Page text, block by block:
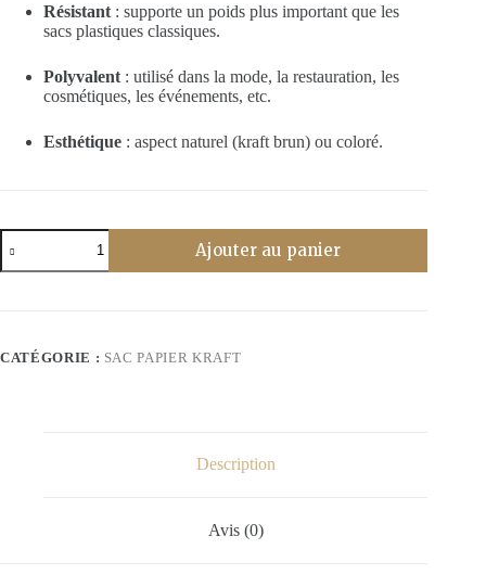
Résistant : supporte un poids plus important que les
sacs plastiques classiques.
Polyvalent : utilisé dans la mode, la restauration, les
cosmétiques, les événements, etc.
Esthétique : aspect naturel (kraft brun) ou coloré.
quantité
de
Sac
18x22x7
Argenté
Ajouter au panier
CATÉGORIE : SAC PAPIER KRAFT
Description
Avis (0)